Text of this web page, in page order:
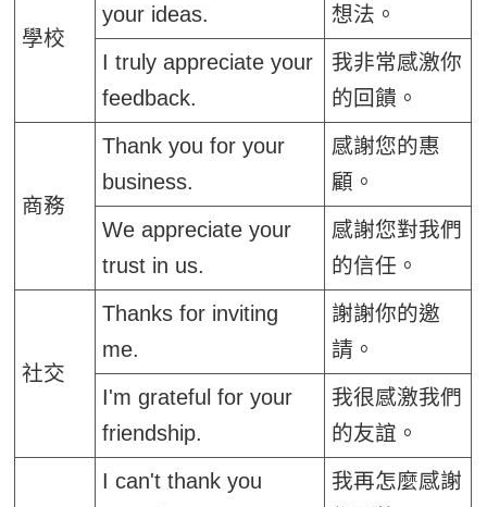
學校
your ideas.
想法。
I truly appreciate your
feedback.
我非常感激你
的回饋。
商務
Thank you for your
business.
感謝您的惠
顧。
We appreciate your
trust in us.
感謝您對我們
的信任。
社交
Thanks for inviting
me.
謝謝你的邀
請。
I'm grateful for your
friendship.
我很感激我們
的友誼。
I can't thank you
我再怎麼感謝